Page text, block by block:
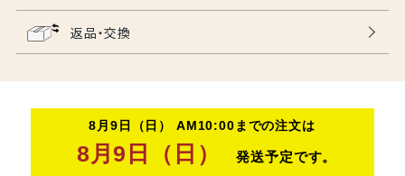
返品・交換